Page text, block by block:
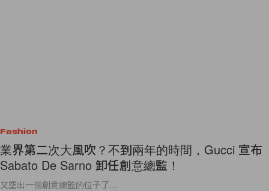
Fashion
業界第二次大風吹？不到兩年的時間，Gucci 宣布
Sabato De Sarno 卸任創意總監！
又空出一個創意總監的位子了…